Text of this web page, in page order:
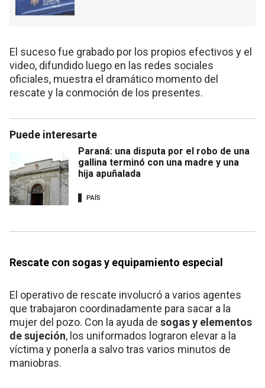
El suceso fue grabado por los propios efectivos y el
video, difundido luego en las redes sociales
oficiales, muestra el dramático momento del
rescate y la conmoción de los presentes.
Puede interesarte
Paraná: una disputa por el robo de una
gallina terminó con una madre y una
hija apuñalada
PAÍS
Rescate con sogas y equipamiento especial
El operativo de rescate involucró a varios agentes
que trabajaron coordinadamente para sacar a la
mujer del pozo. Con la ayuda de sogas y elementos
de sujeción, los uniformados lograron elevar a la
víctima y ponerla a salvo tras varios minutos de
maniobras.